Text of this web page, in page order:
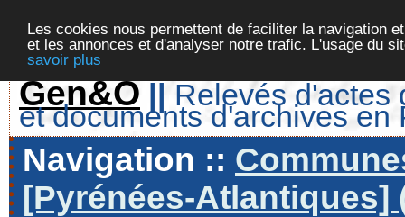
Les cookies nous permettent de faciliter la navigation
et les annonces et d'analyser notre trafic. L'usage du
savoir plus
Gen&O || Relevés d'actes
et documents d'archives en
Navigation ::
[Pyrénées-Atlantiques]